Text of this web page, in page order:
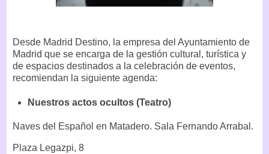
Desde Madrid Destino, la empresa del Ayuntamiento de
Madrid que se encarga de la gestión cultural, turística y
de espacios destinados a la celebración de eventos,
recomiendan la siguiente agenda:
Nuestros actos ocultos (Teatro)
Naves del Español en Matadero. Sala Fernando Arrabal.
Plaza Legazpi, 8